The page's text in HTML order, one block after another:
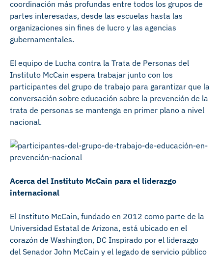
coordinación más profundas entre todos los grupos de
partes interesadas, desde las escuelas hasta las
organizaciones sin fines de lucro y las agencias
gubernamentales.
El equipo de Lucha contra la Trata de Personas del
Instituto McCain espera trabajar junto con los
participantes del grupo de trabajo para garantizar que la
conversación sobre educación sobre la prevención de la
trata de personas se mantenga en primer plano a nivel
nacional.
Acerca del Instituto McCain para el liderazgo
internacional
El Instituto McCain, fundado en 2012 como parte de la
Universidad Estatal de Arizona, está ubicado en el
corazón de Washington, DC Inspirado por el liderazgo
del Senador John McCain y el legado de servicio público